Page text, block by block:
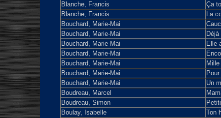
Blanche, Francis
Ça
Blanche, Francis
La
Bouchard, Marie-Mai
Bouchard, Marie-Mai
Bouchard, Marie-Mai
Elle
Bouchard, Marie-Mai
Bouchard, Marie-Mai
Bouchard, Marie-Mai
Bouchard, Marie-Mai
Un
Boudreau, Marcel
Boudreau, Simon
Boulay, Isabelle
Ton